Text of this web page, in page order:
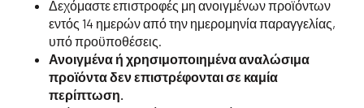
Δεχόμαστε επιστροφές μη ανοιγμένων προϊόντων
εντός 14 ημερών από την ημερομηνία παραγγελίας,
υπό προϋποθέσεις.
Ανοιγμένα ή χρησιμοποιημένα αναλώσιμα
προϊόντα δεν επιστρέφονται σε καμία
περίπτωση.